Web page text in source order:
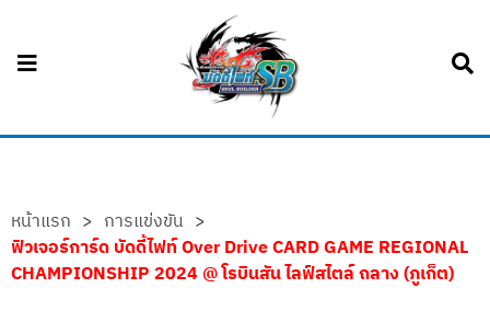
หน้าแรก > การแข่งขัน >
ฟิวเจอร์การ์ด บัดดี้ไฟท์ Over Drive CARD GAME REGIONAL
CHAMPIONSHIP 2024 @ โรบินสัน ไลฟ์สไตล์ ถลาง (ภูเก็ต)